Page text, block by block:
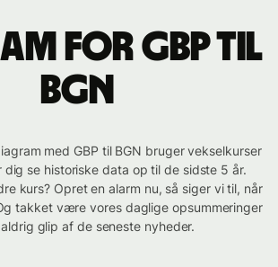
for GBP til
BGN
med GBP til BGN bruger vekselkurser
dig se historiske data op til de sidste 5 år.
kurs? Opret en alarm nu, så siger vi til, når
takket være vores daglige opsummeringer
glip af de seneste nyheder.